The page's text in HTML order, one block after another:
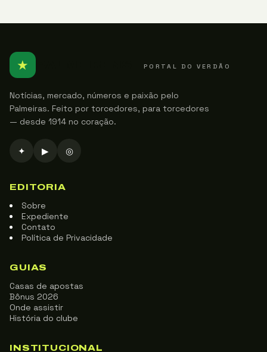
★ PORTAL DO VERDÃO
Notícias, mercado, números e paixão pelo
Palmeiras. Feito por torcedores, para torcedores
— desde 1914 no coração.
✦ ▶ ◎
EDITORIA
Sobre
Expediente
Contato
Política de Privacidade
GUIAS
Casas de apostas
Bônus 2026
Onde assistir
História do clube
INSTITUCIONAL